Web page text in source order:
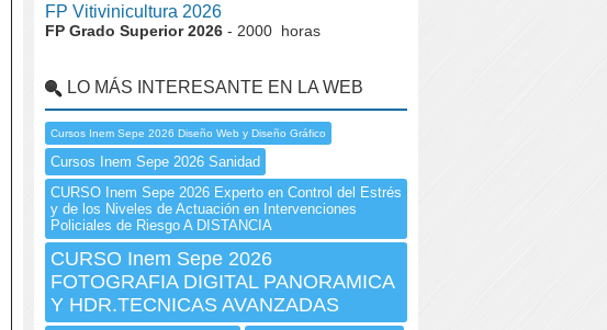
FP Vitivinicultura 2026
FP Grado Superior 2026 - 2000 horas
LO MÁS INTERESANTE EN LA WEB
Cursos Inem Sepe 2026 Diseño Web y Diseño Gráfico
Cursos Inem Sepe 2026 Sanidad
CURSO Inem Sepe 2026 Experto en Control del Estrés
y de los Niveles de Actuación en Intervenciones
Policiales de Riesgo A DISTANCIA
CURSO Inem Sepe 2026
FOTOGRAFIA DIGITAL PANORAMICA
Y HDR.TECNICAS AVANZADAS